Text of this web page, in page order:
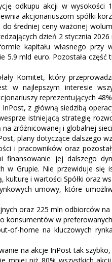
odkupu akcji w
akcjonariuszom spółki
średniej ceny ważonej
dzień 2 stycznia 2026
kapitału własnego
5.9 mld euro. Pozostała
Komitet, który
najlepszym interesie
reprezentujących
z główną siedzibą
istniejącą strategię
zróżnicowanej i globalnej
plany dotyczące dalszego
i pracowników oraz
finansowanie jej dalszego
w Grupie. Nie przewiduje
i wartości Spółki oraz
umowy, które
oraz 225 mln odbiorców
konsumentów w
of-home na kluczowych
na akcje InPost tak
niż 80% wszystkich